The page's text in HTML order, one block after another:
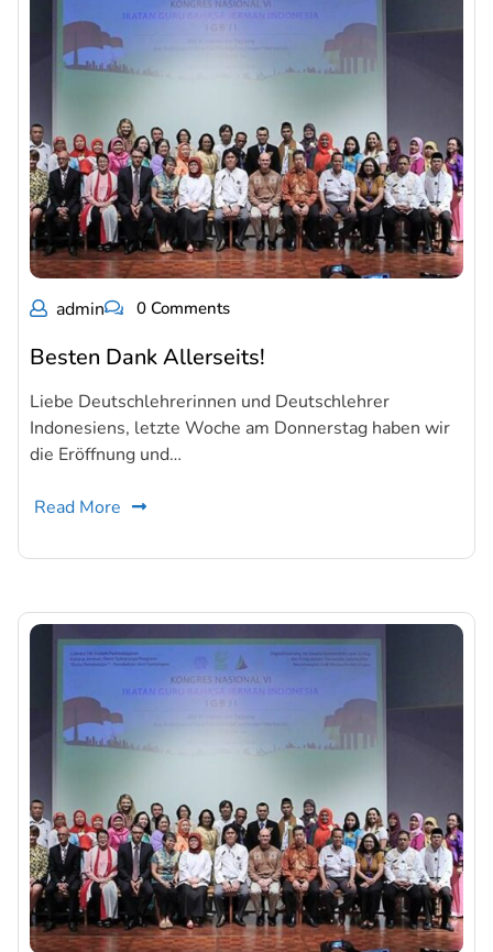
admin 0 Comments
Besten Dank Allerseits!
Liebe Deutschlehrerinnen und Deutschlehrer
Indonesiens, letzte Woche am Donnerstag haben wir
die Eröffnung und…
Read More